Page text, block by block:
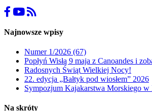
Najnowsze wpisy
Numer 1/2026 (67)
Popłyń Wisłą 9 maja z Canoandes i
Radosnych Świąt Wielkiej Nocy!
22. edycja „Bałtyk pod wiosłem” 2026
Sympozjum Kajakarstwa Morskiego w
Na skróty